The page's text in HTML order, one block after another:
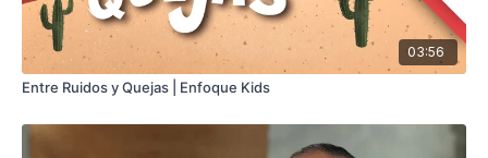
03:56
Entre Ruidos y Quejas | Enfoque Kids